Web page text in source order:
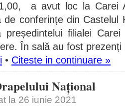
a avut loc la Carei
de conferințe din
filialei
În sală au fost prezenți
• Citeste in continuare »
Național
la 26 iunie 2021